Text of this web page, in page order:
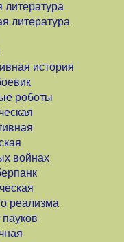
литература
литература
история
роботы
войнах
реализма